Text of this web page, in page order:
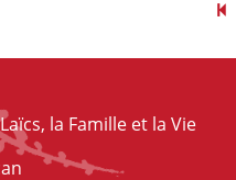
la Famille et la Vie